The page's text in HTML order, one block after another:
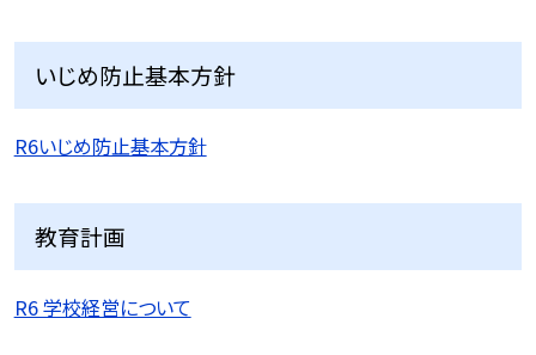
いじめ防止基本方針
R6いじめ防止基本方針
教育計画
R6 学校経営について